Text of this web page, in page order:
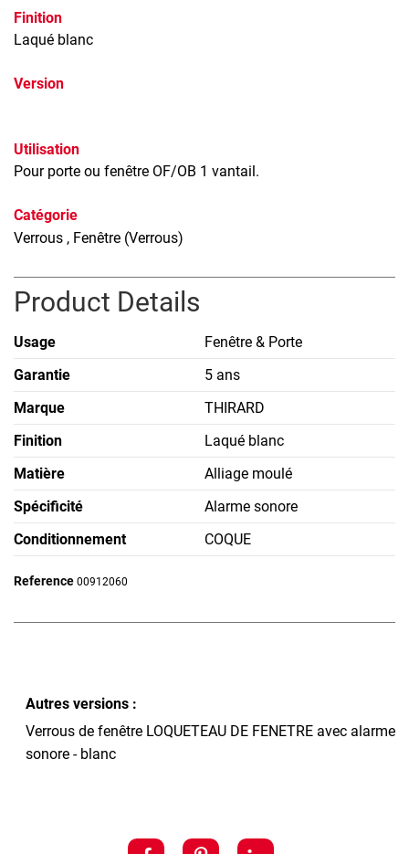
Finition
Laqué blanc
Version
Utilisation
Pour porte ou fenêtre OF/OB 1 vantail.
Catégorie
Verrous , Fenêtre (Verrous)
Product Details
Usage
Fenêtre & Porte
Garantie
5 ans
Marque
THIRARD
Finition
Laqué blanc
Matière
Alliage moulé
Spécificité
Alarme sonore
Conditionnement
COQUE
Reference 00912060
Autres versions :
Verrous de fenêtre LOQUETEAU DE FENETRE avec alarme
sonore - blanc